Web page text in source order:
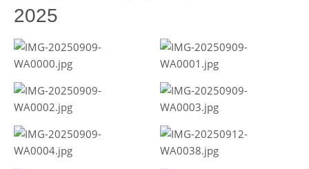
2025